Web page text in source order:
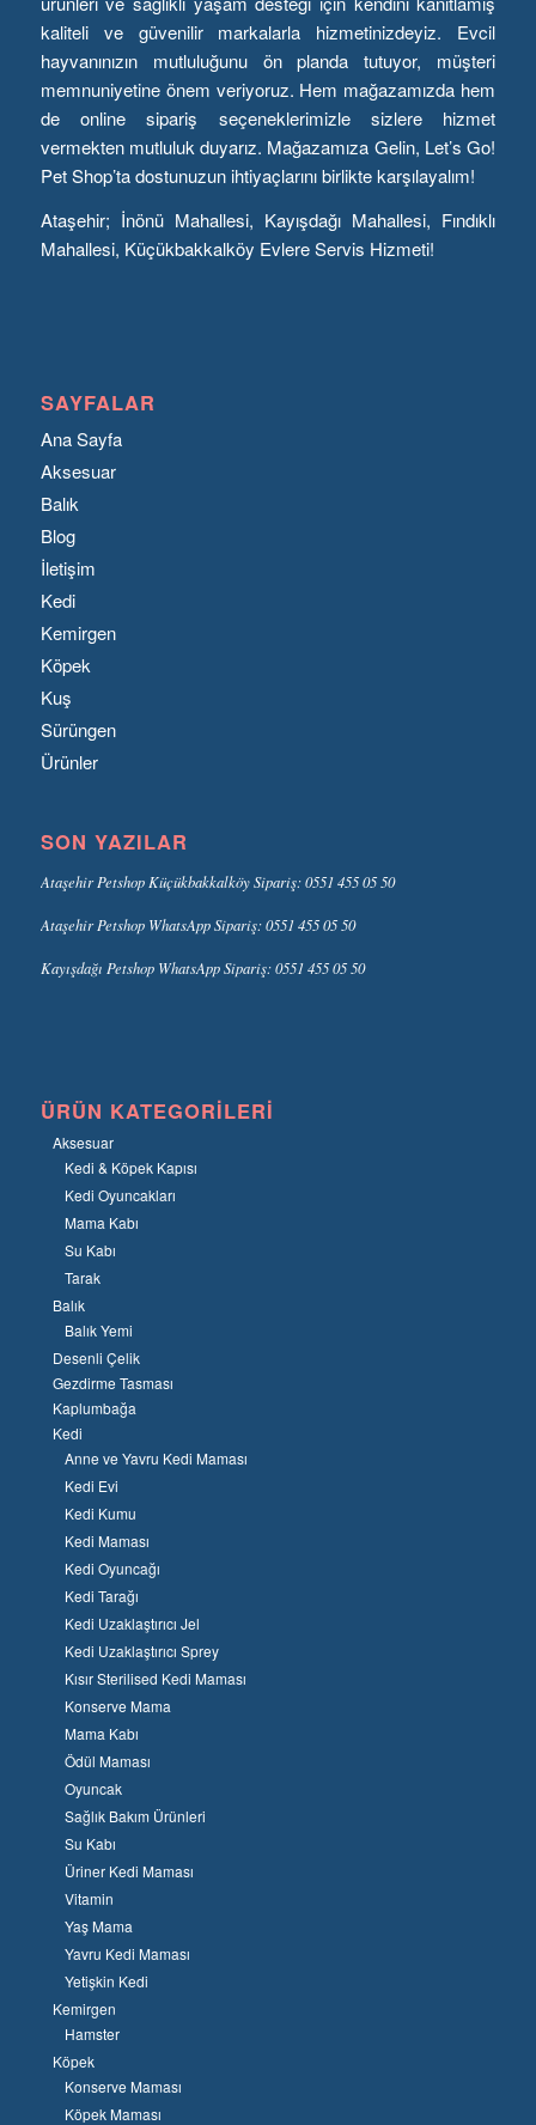
kaliteli ve güvenilir markalarla hizmetinizdeyiz. Evcil
hayvanınızın mutluluğunu ön planda tutuyor, müşteri
memnuniyetine önem veriyoruz. Hem mağazamızda hem
de online sipariş seçeneklerimizle sizlere hizmet
vermekten mutluluk duyarız. Mağazamıza Gelin, Let’s Go!
Pet Shop’ta dostunuzun ihtiyaçlarını birlikte karşılayalım!
Ataşehir; İnönü Mahallesi, Kayışdağı Mahallesi, Fındıklı
Mahallesi, Küçükbakkalköy Evlere Servis Hizmeti!
SAYFALAR
Ana Sayfa
Aksesuar
Balık
Blog
İletişim
Kedi
Kemirgen
Köpek
Kuş
Sürüngen
Ürünler
SON YAZILAR
Ataşehir Petshop Küçükbakkalköy Sipariş: 0551 455 05 50
Ataşehir Petshop WhatsApp Sipariş: 0551 455 05 50
Kayışdağı Petshop WhatsApp Sipariş: 0551 455 05 50
ÜRÜN KATEGORILERI
Aksesuar
Kedi & Köpek Kapısı
Kedi Oyuncakları
Mama Kabı
Su Kabı
Tarak
Balık
Balık Yemi
Desenli Çelik
Gezdirme Tasması
Kaplumbağa
Kedi
Anne ve Yavru Kedi Maması
Kedi Evi
Kedi Kumu
Kedi Maması
Kedi Oyuncağı
Kedi Tarağı
Kedi Uzaklaştırıcı Jel
Kedi Uzaklaştırıcı Sprey
Kısır Sterilised Kedi Maması
Konserve Mama
Mama Kabı
Ödül Maması
Oyuncak
Sağlık Bakım Ürünleri
Su Kabı
Üriner Kedi Maması
Vitamin
Yaş Mama
Yavru Kedi Maması
Yetişkin Kedi
Kemirgen
Hamster
Köpek
Konserve Maması
Köpek Maması